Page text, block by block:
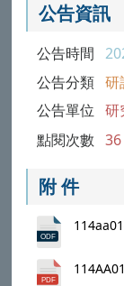
公告資訊
公告時間
公告分類 研
公告單位 研
點閱次數 36
附 件